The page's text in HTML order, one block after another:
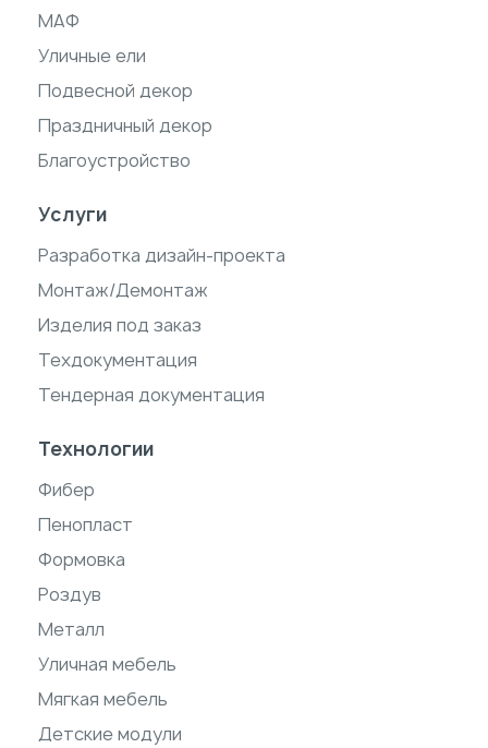
МАФ
Уличные ели
Подвесной декор
Праздничный декор
Благоустройство
Услуги
Разработка дизайн-проекта
Монтаж/Демонтаж
Изделия под заказ
Техдокументация
Тендерная документация
Технологии
Фибер
Пенопласт
Формовка
Роздув
Металл
Уличная мебель
Мягкая мебель
Детские модули